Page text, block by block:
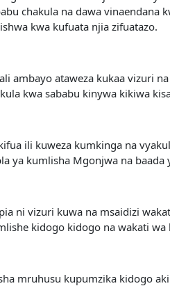
chakula na dawa
kwa kufuata njia zifuatazo.
ambayo ataweza kukaa vizuri
kwa sababu kinywa kikiwa
ili kuweza kumkinga na
ya kumlisha Mgonjwa na baada
ni vizuri kuwa na msaidizi
kidogo kidogo na wakati
mruhusu kupumzika kidogo